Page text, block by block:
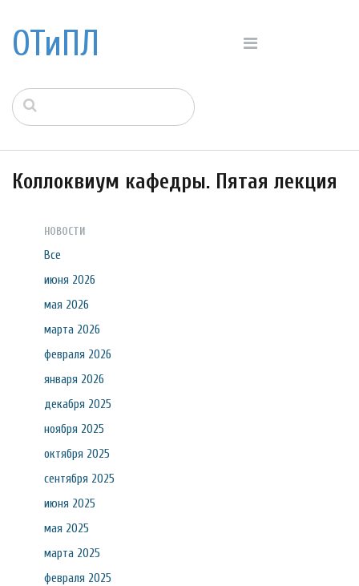
ОТиПЛ
Коллоквиум кафедры. Пятая лекция
НОВОСТИ
Все
июня 2026
мая 2026
марта 2026
февраля 2026
января 2026
декабря 2025
ноября 2025
октября 2025
сентября 2025
июня 2025
мая 2025
марта 2025
февраля 2025